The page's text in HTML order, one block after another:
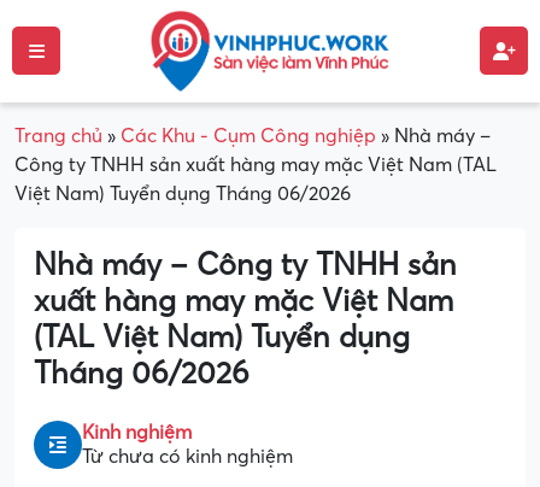
Trang chủ » Các Khu - Cụm Công nghiệp » Nhà máy –
Công ty TNHH sản xuất hàng may mặc Việt Nam (TAL
Việt Nam) Tuyển dụng Tháng 06/2026
Nhà máy – Công ty TNHH sản
xuất hàng may mặc Việt Nam
(TAL Việt Nam) Tuyển dụng
Tháng 06/2026
Kinh nghiệm
Từ chưa có kinh nghiệm